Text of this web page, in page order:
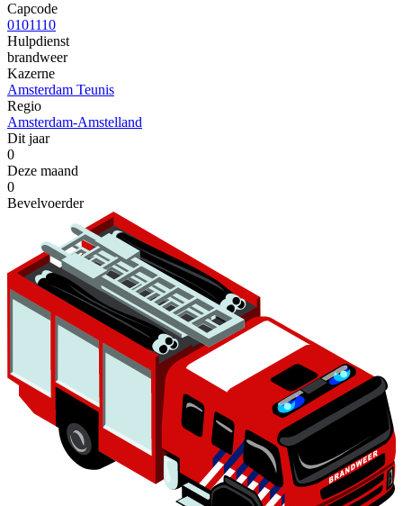
Capcode
0101110
Hulpdienst
brandweer
Kazerne
Amsterdam Teunis
Regio
Amsterdam-Amstelland
Dit jaar
0
Deze maand
0
Bevelvoerder